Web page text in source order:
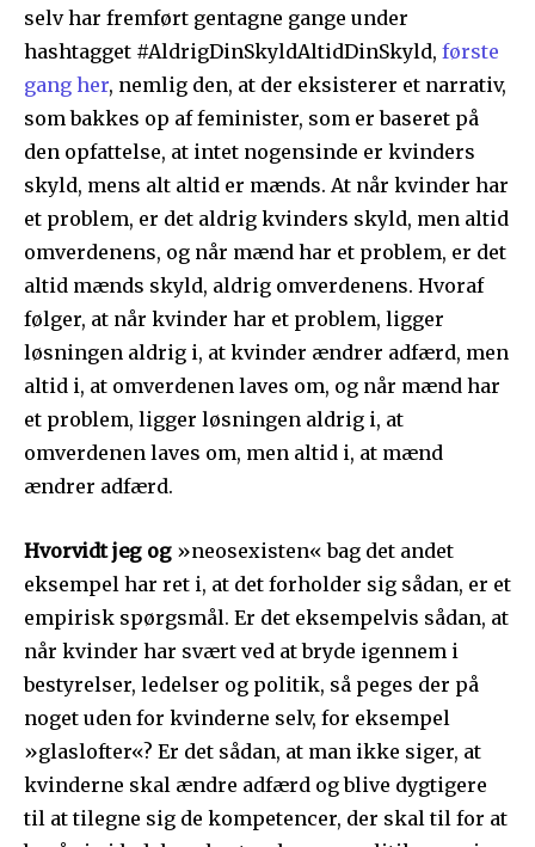
selv har fremført gentagne gange under
hashtagget #AldrigDinSkyldAltidDinSkyld, første
gang her, nemlig den, at der eksisterer et narrativ,
som bakkes op af feminister, som er baseret på
den opfattelse, at intet nogensinde er kvinders
skyld, mens alt altid er mænds. At når kvinder har
et problem, er det aldrig kvinders skyld, men altid
omverdenens, og når mænd har et problem, er det
altid mænds skyld, aldrig omverdenens. Hvoraf
følger, at når kvinder har et problem, ligger
løsningen aldrig i, at kvinder ændrer adfærd, men
altid i, at omverdenen laves om, og når mænd har
et problem, ligger løsningen aldrig i, at
omverdenen laves om, men altid i, at mænd
ændrer adfærd.
Hvorvidt jeg og »neosexisten« bag det andet
eksempel har ret i, at det forholder sig sådan, er et
empirisk spørgsmål. Er det eksempelvis sådan, at
når kvinder har svært ved at bryde igennem i
bestyrelser, ledelser og politik, så peges der på
noget uden for kvinderne selv, for eksempel
»glaslofter«? Er det sådan, at man ikke siger, at
kvinderne skal ændre adfærd og blive dygtigere
til at tilegne sig de kompetencer, der skal til for at